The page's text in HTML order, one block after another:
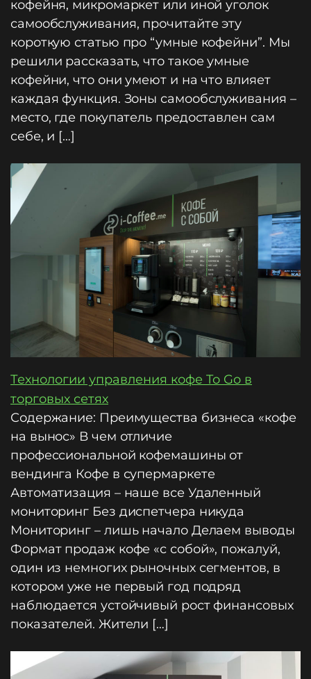
кофейня, микромаркет или иной уголок
самообслуживания, прочитайте эту
короткую статью про “умные кофейни”. Мы
решили рассказать, что такое умные
кофейни, что они умеют и на что влияет
каждая функция. Зоны самообслуживания –
место, где покупатель предоставлен сам
себе, и […]
Технологии управления кофе To Go в
торговых сетях
Содержание: Преимущества бизнеса «кофе
на вынос» В чем отличие
профессиональной кофемашины от
вендинга Кофе в супермаркете
Автоматизация – наше все Удаленный
мониторинг Без диспетчера никуда
Мониторинг – лишь начало Делаем выводы
Формат продаж кофе «с собой», пожалуй,
один из немногих рыночных сегментов, в
котором уже не первый год подряд
наблюдается устойчивый рост финансовых
показателей. Жители […]